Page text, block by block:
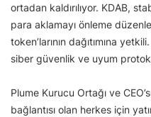
ortadan kaldırılıyor. KDAB,
para aklamayı önleme
token’larının dağıtımına
siber güvenlik ve uyum
Plume Kurucu Ortağı ve
bağlantısı olan herkes için